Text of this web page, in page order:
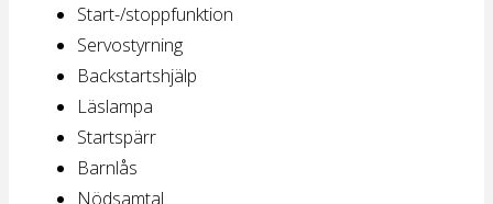
Start-/stoppfunktion
Servostyrning
Backstartshjälp
Läslampa
Startspärr
Barnlås
Nödsamtal